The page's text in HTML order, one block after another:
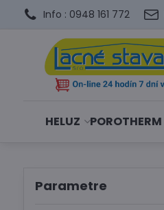
Info : 0948 161 772
HELUZ POROTHERM
Parametre